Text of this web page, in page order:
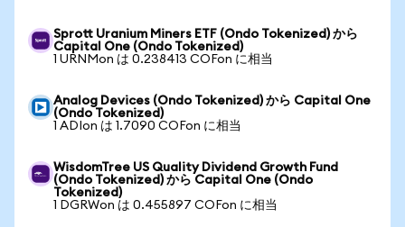
Sprott Uranium Miners ETF (Ondo Tokenized) から
Capital One (Ondo Tokenized)
1 URNMon は 0.238413 COFon に相当
Analog Devices (Ondo Tokenized) から Capital One
(Ondo Tokenized)
1 ADIon は 1.7090 COFon に相当
WisdomTree US Quality Dividend Growth Fund
(Ondo Tokenized) から Capital One (Ondo
Tokenized)
1 DGRWon は 0.455897 COFon に相当